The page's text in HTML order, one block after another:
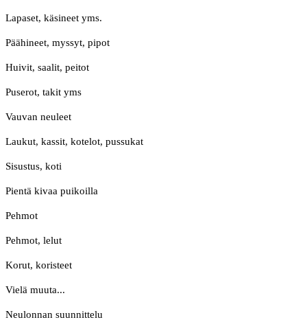
Lapaset, käsineet yms.
Päähineet, myssyt, pipot
Huivit, saalit, peitot
Puserot, takit yms
Vauvan neuleet
Laukut, kassit, kotelot, pussukat
Sisustus, koti
Pientä kivaa puikoilla
Pehmot
Pehmot, lelut
Korut, koristeet
Vielä muuta...
Neulonnan suunnittelu